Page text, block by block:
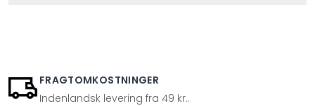
FRAGTOMKOSTNINGER
Indenlandsk levering fra 49 kr..